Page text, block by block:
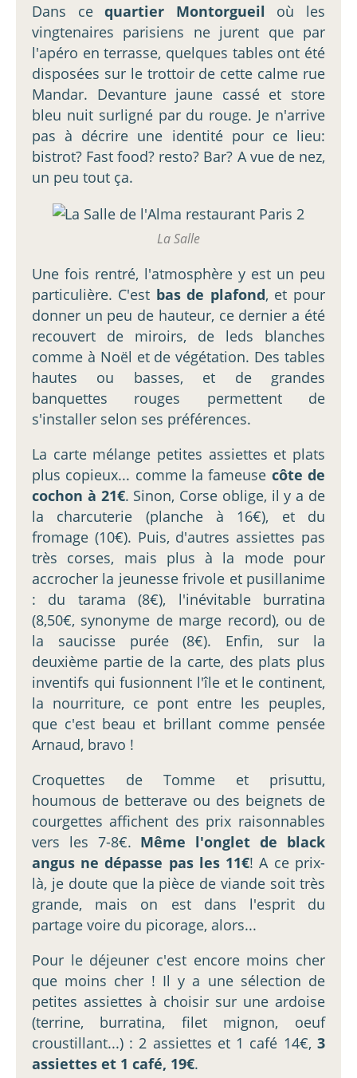
Dans cequartier Montorgueil où les
vingtenaires parisiens ne jurent que par
l'apéro en terrasse, quelques tables ont été
disposées sur le trottoir de cette calme rue
Mandar. Devanture jaune cassé et store
bleu nuit surligné par du rouge. Je n'arrive
pas à décrire une identité pour ce lieu:
bistrot? Fast food? resto? Bar? A vue de nez,
un peu tout ça.
La Salle
Une fois rentré, l'atmosphère y est un peu
particulière. C'est bas de plafond, et pour
donner un peu de hauteur, ce dernier a été
recouvert de miroirs, de leds blanches
comme à Noël et de végétation. Des tables
hautes ou basses, et de grandes
banquettes rouges permettent de
s'installer selon ses préférences.
La carte mélange petites assiettes et plats
plus copieux... comme la fameuse côte de
cochon à 21€. Sinon, Corse oblige, il y a de
la charcuterie (planche à 16€), et du
fromage (10€). Puis, d'autres assiettes pas
très corses, mais plus à la mode pour
accrocher la jeunesse frivole et pusillanime
: du tarama (8€), l'inévitable burratina
(8,50€, synonyme de marge record), ou de
la saucisse purée (8€). Enfin, sur la
deuxième partie de la carte, des plats plus
inventifs qui fusionnent l'île et le continent,
la nourriture, ce pont entre les peuples,
que c'est beau et brillant comme pensée
Arnaud, bravo !
Croquettes de Tomme et prisuttu,
houmous de betterave ou des beignets de
courgettes affichent des prix raisonnables
vers les 7-8€. Même l'onglet de black
angus ne dépasse pas les 11€! A ce prix-
là, je doute que la pièce de viande soit très
grande, mais on est dans l'esprit du
partage voire du picorage, alors...
Pour le déjeuner c'est encore moins cher
que moins cher ! Il y a une sélection de
petites assiettes à choisir sur une ardoise
(terrine, burratina, filet mignon, oeuf
croustillant...) : 2 assiettes et 1 café 14€, 3
assiettes et 1 café, 19€.